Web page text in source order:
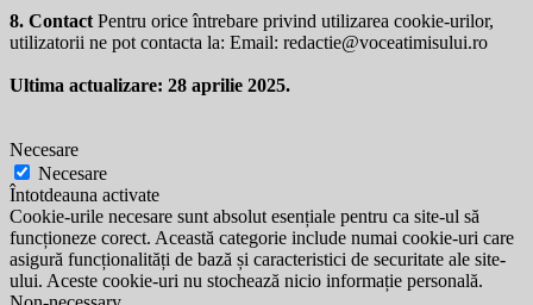
8. Contact Pentru orice întrebare privind utilizarea cookie-urilor,
utilizatorii ne pot contacta la: Email: redactie@voceatimisului.ro
Ultima actualizare: 28 aprilie 2025.
Necesare
Necesare
Întotdeauna activate
Cookie-urile necesare sunt absolut esențiale pentru ca site-ul să
funcționeze corect. Această categorie include numai cookie-uri care
asigură funcționalități de bază și caracteristici de securitate ale site-
ului. Aceste cookie-uri nu stochează nicio informație personală.